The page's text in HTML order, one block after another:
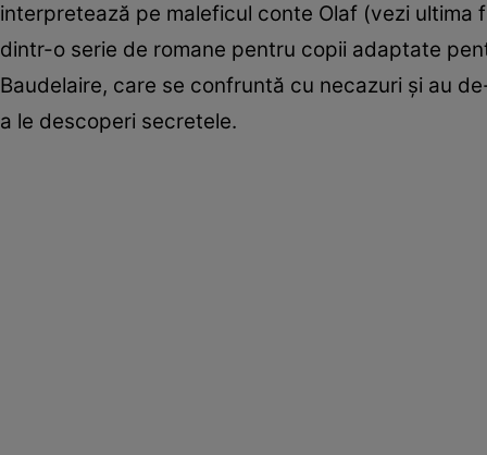
interpretează pe maleficul conte Olaf (vezi ultima
dintr-o serie de romane pentru copii adaptate
Baudelaire, care se confruntă cu necazuri şi au
a le descoperi secretele.